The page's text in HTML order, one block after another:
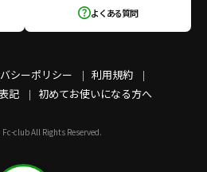
シーポリシー
利用規約
記
初めてお使いになる方へ
よくある質問
club All Rights Reserved.